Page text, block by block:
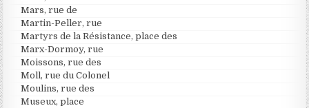
Mars, rue de
Martin-Peller, rue
Martyrs de la Résistance, place des
Marx-Dormoy, rue
Moissons, rue des
Moll, rue du Colonel
Moulins, rue des
Museux, place